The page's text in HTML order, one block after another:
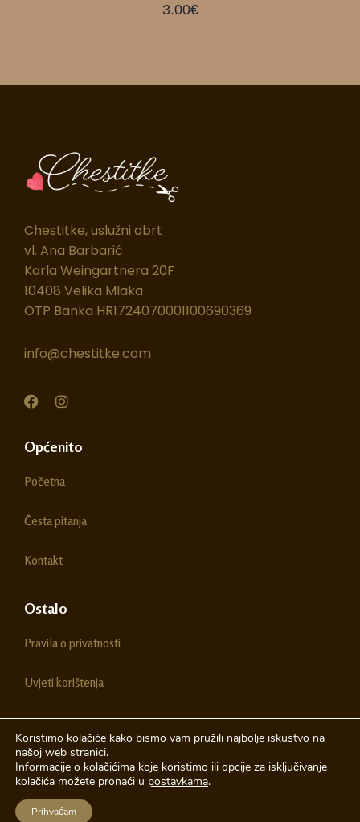
3.00€
Chestitke, uslužni obrt
vl. Ana Barbarić
Karla Weingartnera 20F
10408 Velika Mlaka
OTP Banka HR1724070001100690369
info@chestitke.com
F
e
b
o
I
t
r
m
Općenito
Početna
Česta pitanja
Kontakt
Ostalo
Pravila o privatnosti
Uvjeti korištenja
© 2026 Chestitke | Sva prava pridržava
Izrada web stranica A-Design
Koristimo kolačiće kako bismo vam pružili najbolje iskustvo na
našoj web stranici.
Informacije o kolačićima koje koristimo ili opcije za isključivanje
kolačića možete pronaći u postavkama.
Prihvaćam